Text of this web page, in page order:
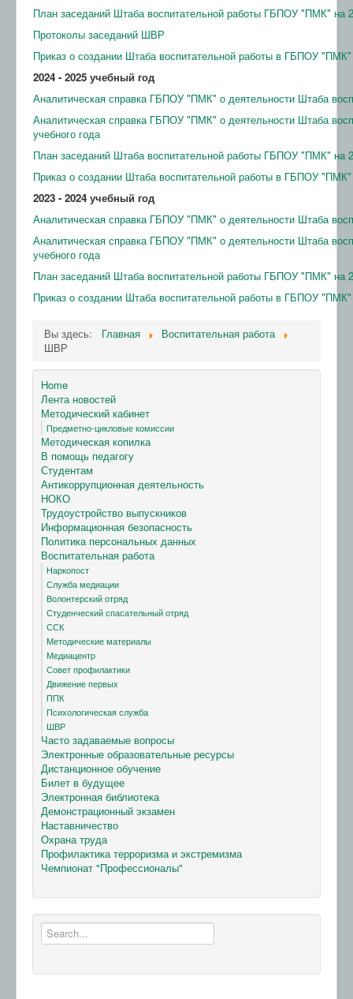
План заседаний Штаба воспитательной работы ГБПОУ "ПМК" на
Протоколы заседаний ШВР
Приказ о создании Штаба воспитательной работы в ГБПОУ "ПМК"
2024 - 2025 учебный год
Аналитическая справка ГБПОУ "ПМК" о деятельности Штаба
Аналитическая справка ГБПОУ "ПМК" о деятельности Штаба
учебного года
План заседаний Штаба воспитательной работы ГБПОУ "ПМК" на
Приказ о создании Штаба воспитательной работы в ГБПОУ "ПМК"
2023 - 2024 учебный год
Аналитическая справка ГБПОУ "ПМК" о деятельности Штаба
Аналитическая справка ГБПОУ "ПМК" о деятельности Штаба
учебного года
План заседаний Штаба воспитательной работы ГБПОУ "ПМК" на
Приказ о создании Штаба воспитательной работы в ГБПОУ "ПМК"
Вы здесь: Главная
Воспитательная работа
ШВР
Home
Лента новостей
Методический кабинет
Предметно-цикловые комиссии
Методическая копилка
В помощь педагогу
Студентам
Антикоррупционная деятельность
НОКО
Трудоустройство выпускников
Информационная безопасность
Политика персональных данных
Воспитательная работа
Наркопост
Служба медиации
Волонтерский отряд
Студенческий спасательный отряд
ССК
Методические материалы
Медиацентр
Совет профилактики
Движение первых
ППК
Психологическая служба
ШВР
Часто задаваемые вопросы
Электронные образовательные ресурсы
Дистанционное обучение
Билет в будущее
Электронная библиотека
Демонстрационный экзамен
Наставничество
Охрана труда
Профилактика терроризма и экстремизма
Чемпионат "Профессионалы"